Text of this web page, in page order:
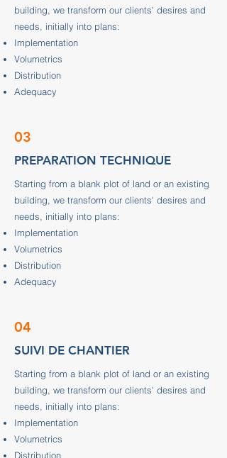
building, we transform our clients' desires and
needs, initially into plans:
Implementation
Volumetrics
Distribution
Adequacy
03
PREPARATION TECHNIQUE
Starting from a blank plot of land or an existing
building, we transform our clients' desires and
needs, initially into plans:
Implementation
Volumetrics
Distribution
Adequacy
04
SUIVI DE CHANTIER
Starting from a blank plot of land or an existing
building, we transform our clients' desires and
needs, initially into plans:
Implementation
Volumetrics
Distribution